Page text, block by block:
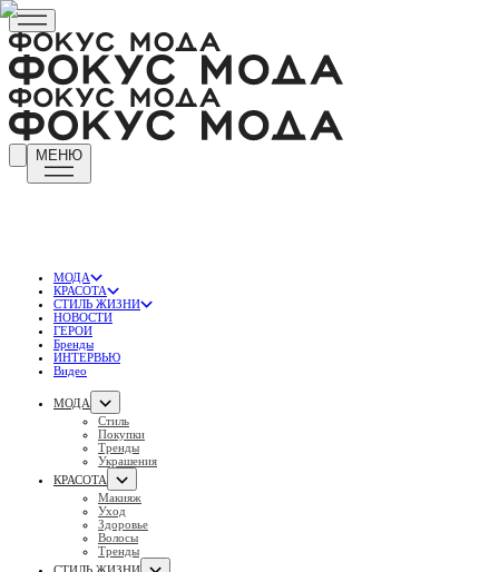
МЕНЮ
МОДА
КРАСОТА
СТИЛЬ ЖИЗНИ
НОВОСТИ
ГЕРОИ
Бренды
ИНТЕРВЬЮ
Видео
МОДА
Стиль
Покупки
Тренды
Украшения
КРАСОТА
Макияж
Уход
Здоровье
Волосы
Тренды